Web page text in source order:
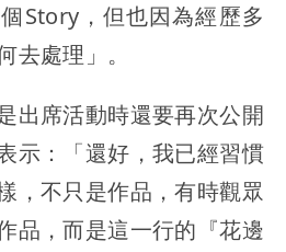
Story，但也因為經歷多
去處理」。
出席活動時還要再次公開
示：「還好，我已經習慣
，不只是作品，有時觀眾
品，而是這一行的『花邊